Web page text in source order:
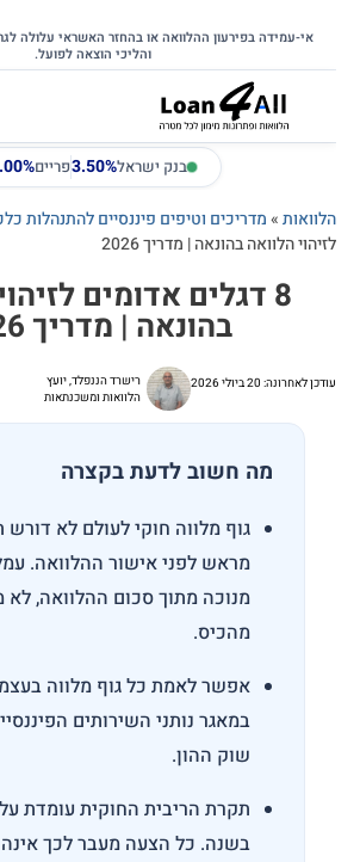
לתוכן
דלג לתוכן הראשי
אי-עמידה בפירעון ההלוואה או בהחזר האשראי עלולה
והליכי הוצאה לפועל.
בנק ישראל3.50%פריים
הלוואות»מדריכים וטיפים פיננסיים להתנהלות
לזיהוי הלוואה בהונאה | מדריך 2026
8 דגלים אדומים
בהונאה | מדריך 2026
עודכן לאחרונה: 20 ביולי 2026
רישרד הננפלד, יועץ
הלוואות ומשכנתאות
מה חשוב לדעת בקצרה
גוף מלווה חוקי לעולם לא
מראש לפני אישור ההלוואה.
מנוכה מתוך סכום ההלוואה,
מהכיס.
אפשר לאמת כל גוף מלווה
במאגר נותני השירותים
שוק ההון.
בשנה. כל הצעה מעבר לכך אינה